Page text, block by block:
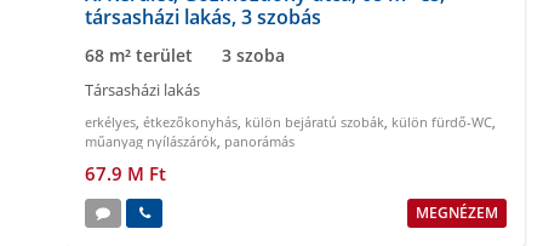
társasházi lakás, 3 szobás
68 m² terület 3 szoba
Társasházi lakás
erkélyes, étkezőkonyhás, külön bejáratú szobák, külön fürdő-WC,
műanyag nyílászárók, panorámás
67.9 M Ft
MEGNÉZEM